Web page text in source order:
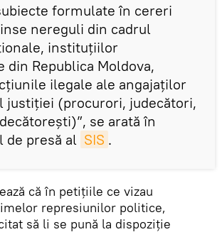
formulate în cereri
nereguli din cadrul
instituțiilor
din Republica Moldova,
ilegale ale angajaților
justiției (procurori, judecători,
se arată în
de presă al SIS .
că în petițiile ce vizau
represiunilor politice,
să li se pună la dispoziție